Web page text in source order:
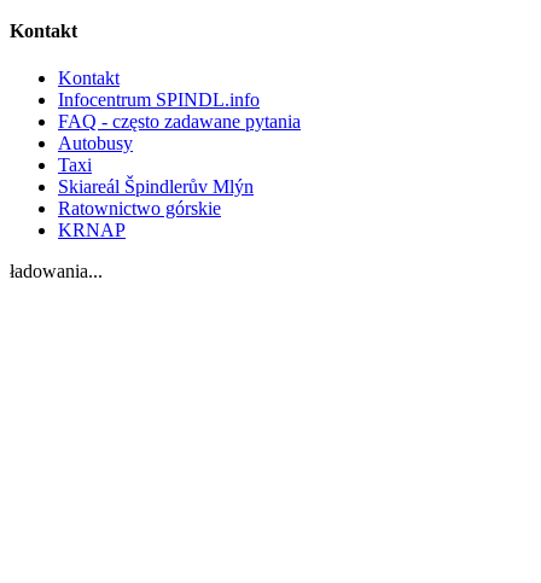
Kontakt
Kontakt
Infocentrum SPINDL.info
FAQ - często zadawane pytania
Autobusy
Taxi
Skiareál Špindlerův Mlýn
Ratownictwo górskie
KRNAP
ładowania...